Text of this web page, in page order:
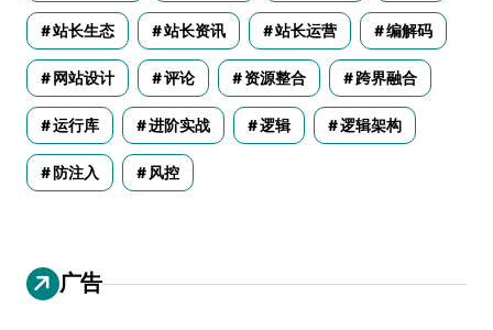
站长生态 站长资讯 站长运营 编解码
网站设计 评论 资源整合 跨界融合
运行库 进阶实战 逻辑 逻辑架构
防注入 风控
广告